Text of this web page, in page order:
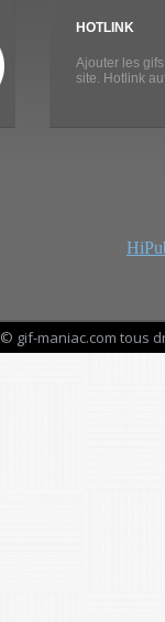
HOTLINK
Ajouter les
site. Hotlink
© gif-maniac.com tous